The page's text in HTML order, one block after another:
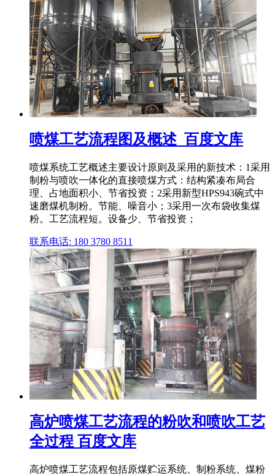
喷煤工艺流程图及概述_百度文库
喷煤系统工艺概述主要设计原则及采用的新技术：1采用
制粉与喷吹一体化的直接喷煤方式：结构紧凑布局合
理、占地面积小、节省投资；2采用新型HPS943碗式中
速磨煤机制粉。节能、噪音小；3采用一次布袋收集煤
粉。工艺流程短。设备少、节省投资；
联系电话: 180 3780 8511
高炉喷煤工艺流程的粉吹和喷吹工艺
全过程 百度文库
高炉喷煤工艺流程包括原煤贮运系统、制粉系统、煤粉